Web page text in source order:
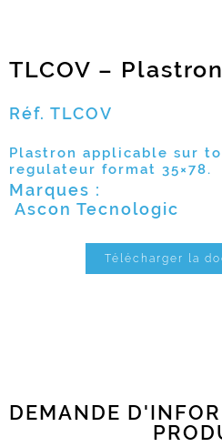
TLCOV – Plastron
Réf. TLCOV
Plastron applicable sur
regulateur format 35×78.
Marques :
Ascon Tecnologic
Télécharger la
DEMANDE